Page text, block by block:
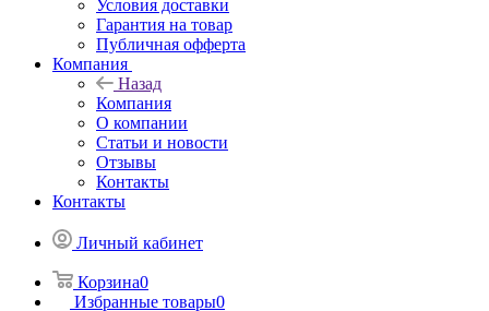
Условия доставки
Гарантия на товар
Публичная офферта
Компания
Назад
Компания
О компании
Статьи и новости
Отзывы
Контакты
Контакты
Личный кабинет
Корзина0
Избранные товары0